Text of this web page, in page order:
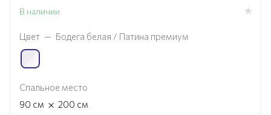
В наличии
Цвет — Бодега белая / Патина премиум
Спальное место
90 см × 200 см